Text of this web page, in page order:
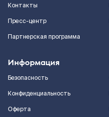
Контакты
Пресс-центр
Партнерская программа
Информация
Безопасность
Конфиденциальность
Оферта